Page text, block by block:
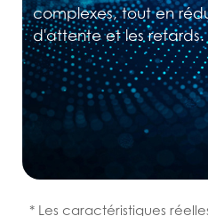
complexes, tout en
d'attente et les retards.
* Les caractéristiques